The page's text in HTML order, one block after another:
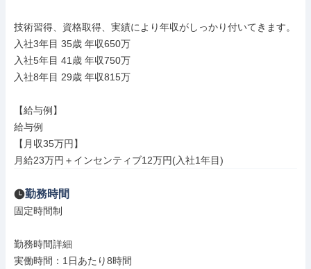
技術習得、資格取得、実績により年収がしっかり付いてきます。
入社3年目 35歳 年収650万
入社5年目 41歳 年収750万
入社8年目 29歳 年収815万
【給与例】
給与例
【月収35万円】
月給23万円＋インセンティブ12万円(入社1年目)
勤務時間
固定時間制
勤務時間詳細
実働時間：1日あたり8時間